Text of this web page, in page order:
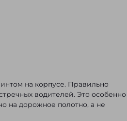
на корпусе. Правильно
водителей. Это особенно
на дорожное полотно, а не